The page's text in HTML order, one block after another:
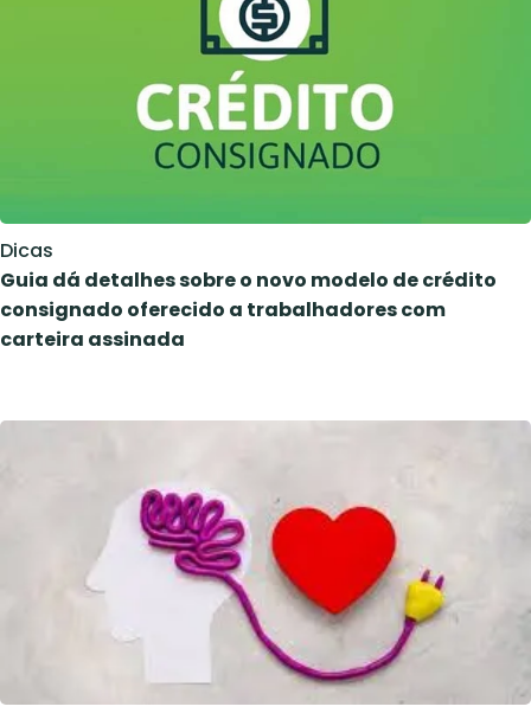
Dicas
Guia dá detalhes sobre o novo modelo de crédito
consignado oferecido a trabalhadores com
carteira assinada